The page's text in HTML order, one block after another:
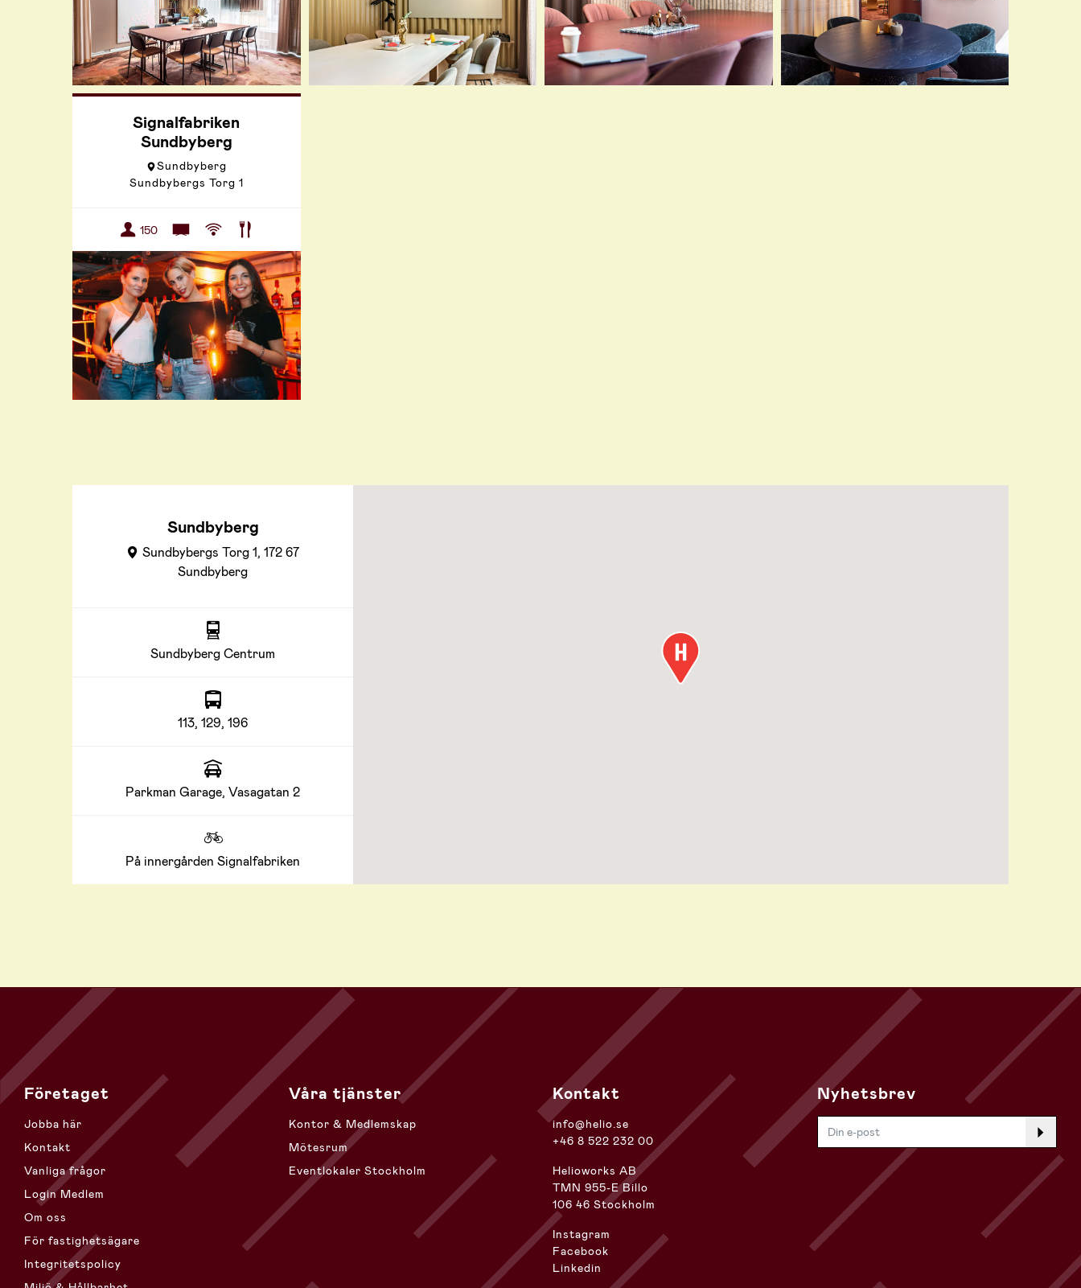
Signalfabriken
Sundbyberg
Sundbyberg
Sundbybergs Torg 1
150
Sundbyberg
Sundbybergs Torg 1, 172 67
Sundbyberg
Sundbyberg Centrum
113, 129, 196
Parkman Garage, Vasagatan 2
På innergården Signalfabriken
Företaget
Jobba här
Kontakt
Vanliga frågor
Login Medlem
Om oss
För fastighetsägare
Integritetspolicy
Våra tjänster
Kontor & Medlemskap
Mötesrum
Eventlokaler Stockholm
Kontakt
info@helio.se
+46 8 522 232 00
Helioworks AB
TMN 955-E Billo
106 46 Stockholm
Instagram
Facebook
Linkedin
Nyhetsbrev